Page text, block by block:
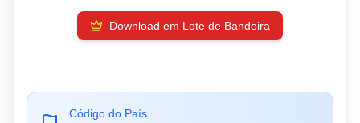
Download em Lote de Bandeira
Código do País